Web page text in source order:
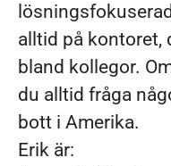
alltid på kontoret,
bland kollegor.
du alltid fråga
bott i Amerika.
Erik är: